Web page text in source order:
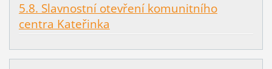
5.8. Slavnostní otevření komunitního
centra Kateřinka